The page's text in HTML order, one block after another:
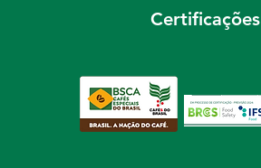
Certificações